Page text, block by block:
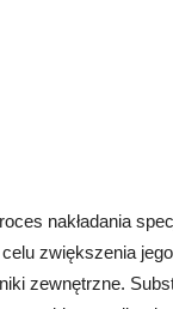
nakładania
zwiększenia
zewnętrzne.